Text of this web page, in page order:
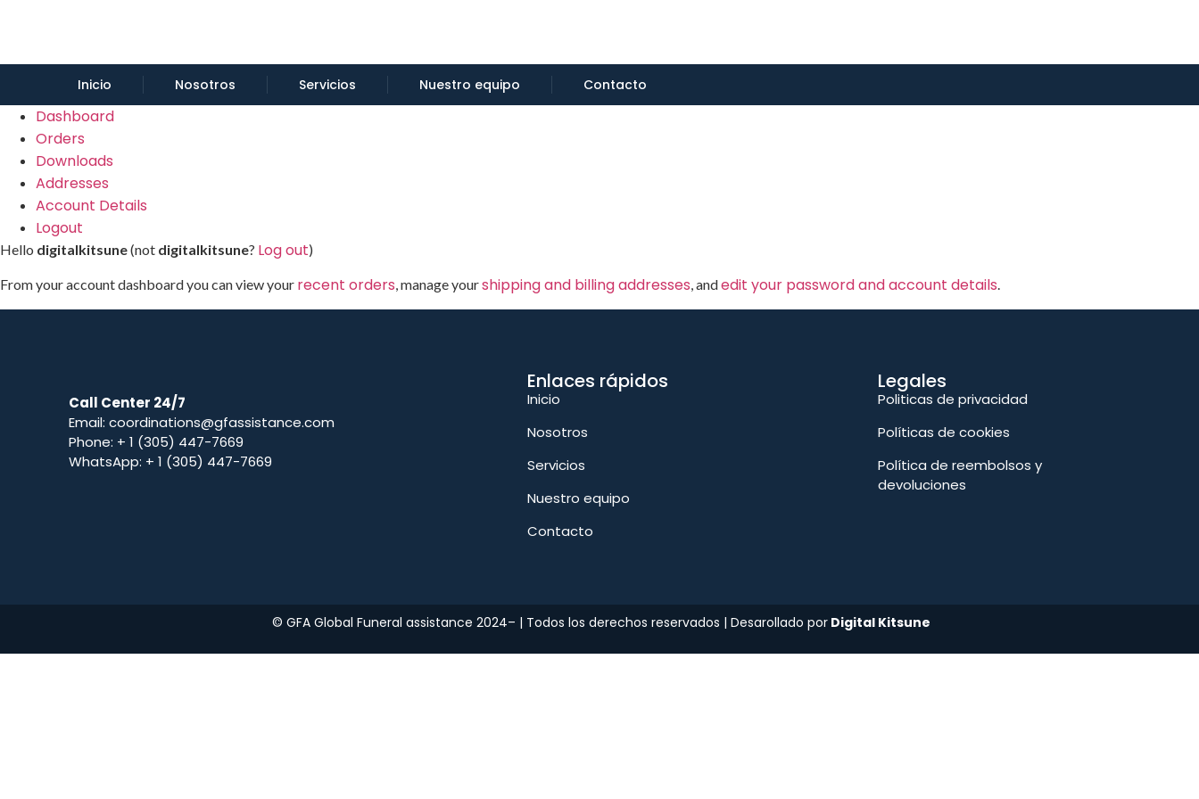
Inicio Nosotros Servicios Nuestro equipo Contacto
Dashboard
Orders
Downloads
Addresses
Account Details
Logout
Hello digitalkitsune(not digitalkitsune? Log out)
From your account dashboard you can view your recent orders, manage yourshipping and billing addresses, andedit your password and account details.
Call Center 24/7
Email: coordinations@gfassistance.com
Phone: + 1 (305) 447-7669
WhatsApp: + 1 (305) 447-7669
Enlaces rápidos
Inicio
Nosotros
Servicios
Nuestro equipo
Contacto
Legales
Politicas de privacidad
Políticas de cookies
Política de reembolsos y
devoluciones
© GFA Global Funeral assistance 2024– | Todos los derechos reservados | Desarollado por Digital Kitsune